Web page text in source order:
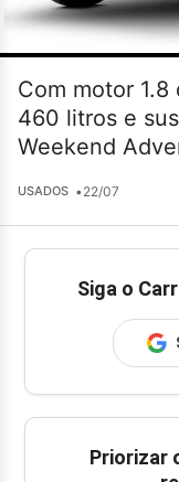
Com motor
460 litros e
Weekend
USADOS •22/07
Siga o
Priorizar